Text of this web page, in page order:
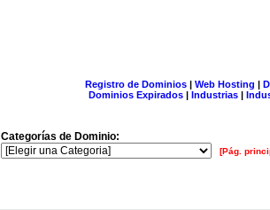
Registro de Dominios| Web Hosting |
Dominios Expirados | Industrias |
Categorías de Dominio:
[Pág.